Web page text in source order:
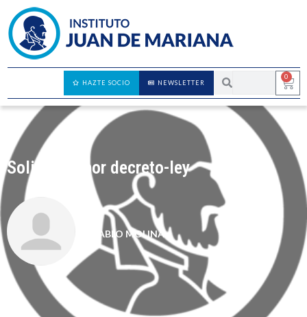
0
NEWSLETTER
HAZTE SOCIO
Solidarios por decreto-ley
PABLO MOLINA